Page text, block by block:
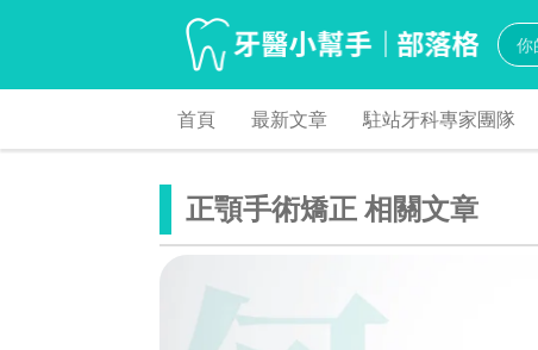
首頁 最新文章 駐站牙科專家團隊
正顎手術矯正 相關文章